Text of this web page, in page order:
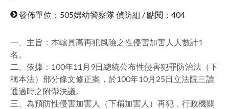
發佈單位：505婦幼警察隊 偵防組 /點閱：404
一、主旨：本轄具高再犯風險之性侵害加害人人數計1
名。
二、依據：100年11月9日總統公布性侵害犯罪防治法（下
稱本法）部分條文修正案，於100年10月25日立法院三讀
通過時之附帶決議。
三、為預防性侵害加害人（下稱加害人）再犯，行政機關